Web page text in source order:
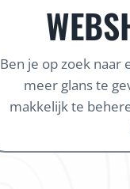
Ben je op zoek naar
meer glans te
makkelijk te